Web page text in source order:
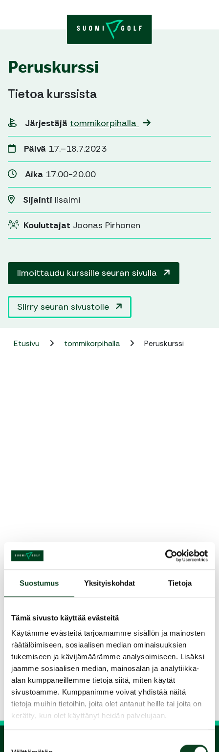
Suostumus Yksityiskohdat Tietoja
Tämä sivusto käyttää evästeitä
Käytämme evästeitä tarjoamamme sisällön ja mainosten
räätälöimiseen, sosiaalisen median ominaisuuksien
tukemiseen ja kävijämäärämme analysoimiseen. Lisäksi
jaamme sosiaalisen median, mainosalan ja analytiikka-
alan kumppaneillemme tietoja siitä, miten käytät
sivustoamme. Kumppanimme voivat yhdistää näitä
tietoja muihin tietoihin, joita olet antanut heille tai joita on
kerätty, kun olet käyttänyt heidän palvelujaan.
Peruskurssi
Tietoa kurssista
Järjestäjä tommikorpihalla
Päivä 17.–18.7.2023
Aika 17.00-20.00
Sijainti Iisalmi
Kouluttajat Joonas Pirhonen
Ilmoittaudu kurssille seuran sivulla
Siirry seuran sivustolle
Etusivu tommikorpihalla Peruskurssi
Kurssin kuvaus
perustekniikkaa. Lisäksi opetellaan tärkeimmät
valmiudet omatoimiseen harjoitteluun, sekä
valmiuden suorittaa greencard
hyväksytysti.
Jaa kurssi kaverille
Siirry takaisin hakuun